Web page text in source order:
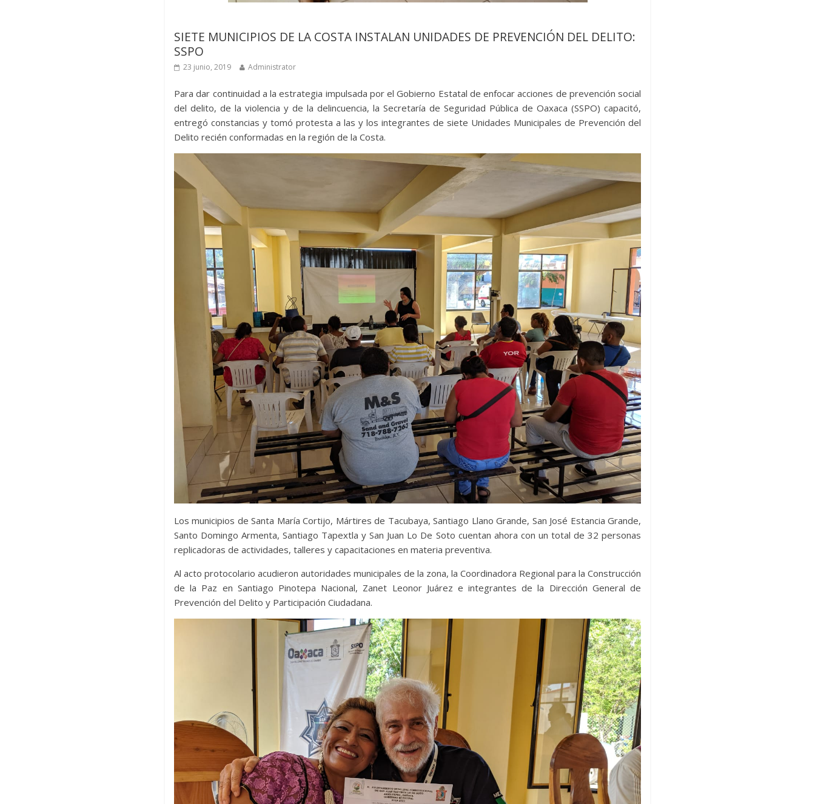
SIETE MUNICIPIOS DE LA COSTA INSTALAN UNIDADES DE PREVENCIÓN DEL DELITO:
SSPO
23 junio, 2019 Administrator
Para dar continuidad a la estrategia impulsada por el Gobierno Estatal de enfocar acciones de prevención social
del delito, de la violencia y de la delincuencia, la Secretaría de Seguridad Pública de Oaxaca (SSPO) capacitó,
entregó constancias y tomó protesta a las y los integrantes de siete Unidades Municipales de Prevención del
Delito recién conformadas en la región de la Costa.
Los municipios de Santa María Cortijo, Mártires de Tacubaya, Santiago Llano Grande, San José Estancia Grande,
Santo Domingo Armenta, Santiago Tapextla y San Juan Lo De Soto cuentan ahora con un total de 32 personas
replicadoras de actividades, talleres y capacitaciones en materia preventiva.
Al acto protocolario acudieron autoridades municipales de la zona, la Coordinadora Regional para la Construcción
de la Paz en Santiago Pinotepa Nacional, Zanet Leonor Juárez e integrantes de la Dirección General de
Prevención del Delito y Participación Ciudadana.